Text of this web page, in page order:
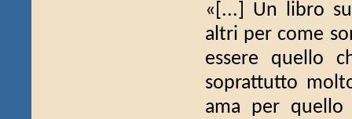
«[...] Un libro
altri per come
essere quello
soprattutto
ama per